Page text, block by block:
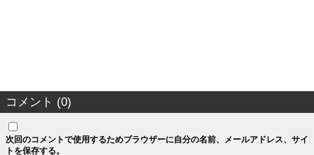
コメント (0)
次回のコメントで使用するためブラウザーに自分の名前、メールアドレス、サイ
トを保存する。